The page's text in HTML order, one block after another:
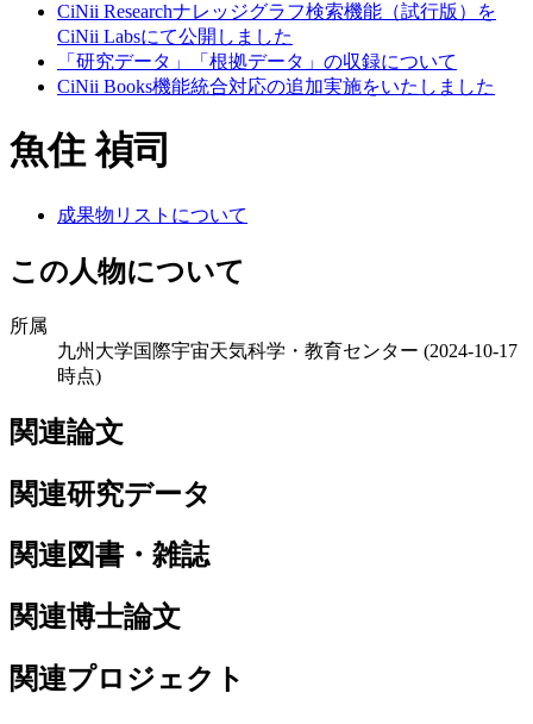
CiNii Researchナレッジグラフ検索機能（試行版）を
CiNii Labsにて公開しました
「研究データ」「根拠データ」の収録について
CiNii Books機能統合対応の追加実施をいたしました
魚住 禎司
成果物リストについて
この人物について
所属
九州大学国際宇宙天気科学・教育センター (2024-10-17
時点)
関連論文
関連研究データ
関連図書・雑誌
関連博士論文
関連プロジェクト